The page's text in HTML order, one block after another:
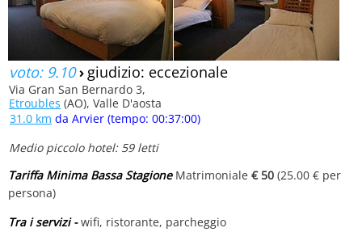
voto: 9.10› giudizio: eccezionale
Via Gran San Bernardo 3,
Etroubles (AO), Valle D'aosta
31.0 km da Arvier (tempo: 00:37:00)
Medio piccolo hotel: 59 letti
Tariffa Minima Bassa StagioneMatrimoniale € 50 (25.00 € per
persona)
Tra i servizi -wifi, ristorante, parcheggio